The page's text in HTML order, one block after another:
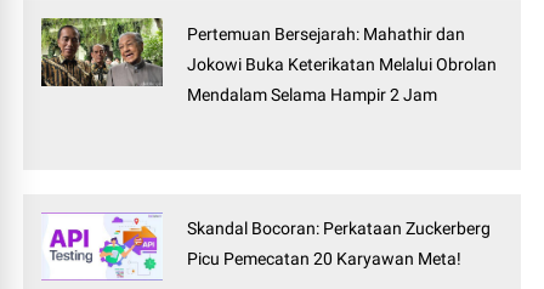
Pertemuan Bersejarah: Mahathir dan
Jokowi Buka Keterikatan Melalui Obrolan
Mendalam Selama Hampir 2 Jam
Skandal Bocoran: Perkataan Zuckerberg
Picu Pemecatan 20 Karyawan Meta!